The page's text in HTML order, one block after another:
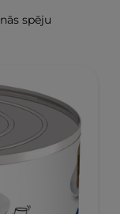
spēju